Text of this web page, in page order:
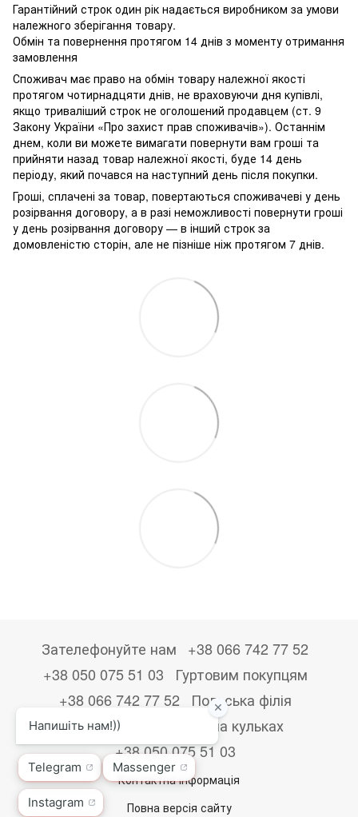
Гарантійний строк один рік надається виробником за умови
належного зберігання товару.
Обмін та повернення протягом 14 днів з моменту отримання
замовлення
Споживач має право на обмін товару належної якості
протягом чотирнадцяти днів, не враховуючи дня купівлі,
якщо триваліший строк не оголошений продавцем (ст. 9
Закону України «Про захист прав споживачів»). Останнім
днем, коли ви можете вимагати повернути вам гроші та
прийняти назад товар належної якості, буде 14 день
періоду, який почався на наступний день після покупки.
Гроші, сплачені за товар, повертаються споживачеві у день
розірвання договору, а в разі неможливості повернути гроші
у день розірвання договору — в інший строк за
домовленістю сторін, але не пізніше ніж протягом 7 днів.
Зателефонуйте нам
+38 066 742 77 52
+38 050 075 51 03
Гуртовим покупцям
+38 066 742 77 52
Польська філія
+48533867723
Друк на кульках
+38 050 075 51 03
Контактна інформація
Повна версія сайту